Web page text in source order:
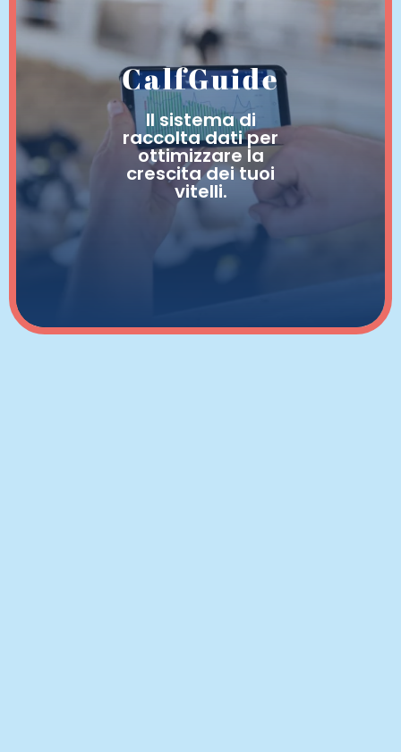
CalfGuide
Il sistema di
raccolta dati per
ottimizzare la
crescita dei tuoi
vitelli.